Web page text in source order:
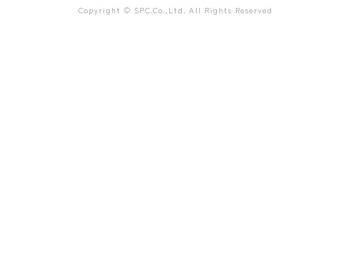
Copyright © SPC.Co.,Ltd. All Rights Reserved